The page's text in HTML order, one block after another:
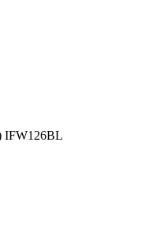
IFW126BL